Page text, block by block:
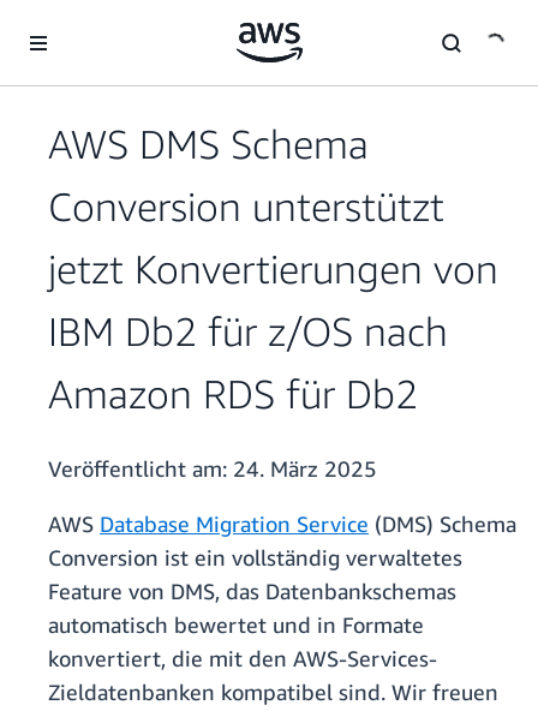
Überspringen zum Hauptinhalt
AWS DMS Schema
Conversion unterstützt
jetzt Konvertierungen von
IBM Db2 für z/OS nach
Amazon RDS für Db2
Veröffentlicht am: 24. März 2025
AWS Database Migration Service (DMS) Schema
Conversion ist ein vollständig verwaltetes
Feature von DMS, das Datenbankschemas
automatisch bewertet und in Formate
konvertiert, die mit den AWS-Services-
Zieldatenbanken kompatibel sind. Wir freuen